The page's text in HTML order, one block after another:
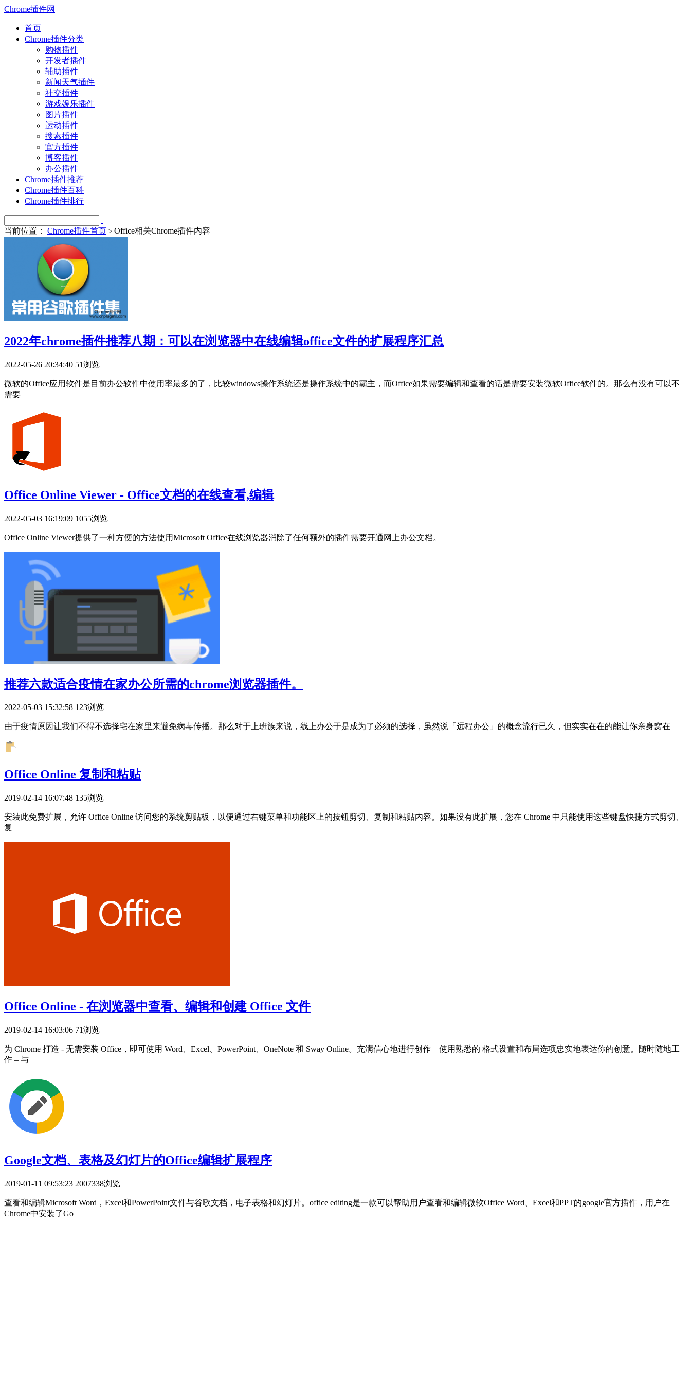
Chrome插件网
首页
Chrome插件分类
购物插件
开发者插件
辅助插件
新闻天气插件
社交插件
游戏娱乐插件
图片插件
运动插件
搜索插件
官方插件
博客插件
办公插件
Chrome插件推荐
Chrome插件百科
Chrome插件排行
当前位置： Chrome插件首页 > Office相关Chrome插件内容
2022年chrome插件推荐八期：可以在浏览器中在线编辑office文件的扩展程序汇总
2022-05-26 20:34:40 51浏览
微软的Office应用软件是目前办公软件中使用率最多的了，比较windows操作系统还是操作系统中的霸主，而Office如果需要编辑和查看的话是需要安装微软Office软件的。那么有没有可以不
需要
Office Online Viewer - Office文档的在线查看,编辑
2022-05-03 16:19:09 1055浏览
Office Online Viewer提供了一种方便的方法使用Microsoft Office在线浏览器消除了任何额外的插件需要开通网上办公文档。
推荐六款适合疫情在家办公所需的chrome浏览器插件。
2022-05-03 15:32:58 123浏览
由于疫情原因让我们不得不选择宅在家里来避免病毒传播。那么对于上班族来说，线上办公于是成为了必须的选择，虽然说「远程办公」的概念流行已久，但实实在在的能让你亲身窝在
Office Online 复制和粘贴
2019-02-14 16:07:48 135浏览
安装此免费扩展，允许 Office Online 访问您的系统剪贴板，以便通过右键菜单和功能区上的按钮剪切、复制和粘贴内容。如果没有此扩展，您在 Chrome 中只能使用这些键盘快捷方式剪切、
复
Office Online - 在浏览器中查看、编辑和创建 Office 文件
2019-02-14 16:03:06 71浏览
为 Chrome 打造 - 无需安装 Office，即可使用 Word、Excel、PowerPoint、OneNote 和 Sway Online。充满信心地进行创作 – 使用熟悉的 格式设置和布局选项忠实地表达你的创意。随时随地工
作 – 与
Google文档、表格及幻灯片的Office编辑扩展程序
2019-01-11 09:53:23 2007338浏览
查看和编辑Microsoft Word，Excel和PowerPoint文件与谷歌文档，电子表格和幻灯片。office editing是一款可以帮助用户查看和编辑微软Office Word、Excel和PPT的google官方插件，用户在
Chrome中安装了Go